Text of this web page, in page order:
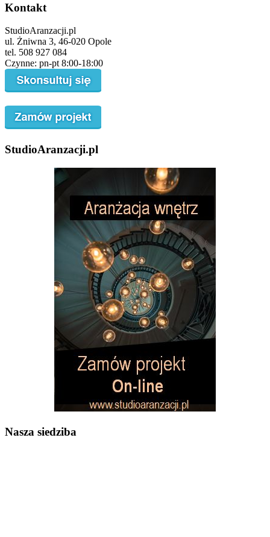
Kontakt
StudioAranzacji.pl
ul. Żniwna 3, 46-020 Opole
tel. 508 927 084
Czynne: pn-pt 8:00-18:00
StudioAranzacji.pl
Nasza siedziba